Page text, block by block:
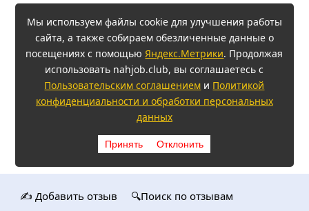
Мы используем файлы cookie для улучшения работы
сайта, а также собираем обезличенные данные о
посещениях с помощьюЯндекс.Метрики. Продолжая
использовать nahjob.club, вы соглашаетесь с
Пользовательским соглашением и Политикой
конфиденциальности и обработки персональных
данных
Принять Отклонить
✍️ Добавить отзыв
🔍Поиск по отзывам